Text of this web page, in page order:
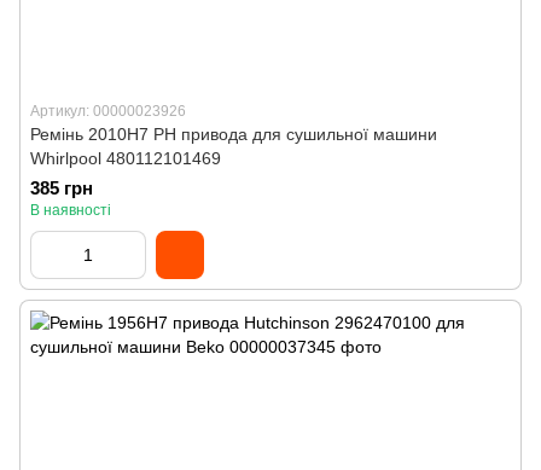
Артикул: 00000023926
Ремінь 2010H7 PH привода для сушильної машини
Whirlpool 480112101469
385 грн
В наявності